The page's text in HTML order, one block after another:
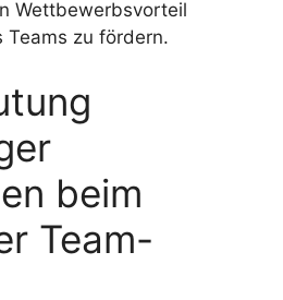
Wettbewerbsvorteil
Teams zu fördern.
beim
Team-